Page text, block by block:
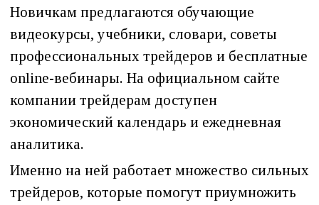
Новичкам предлагаются обучающие
видеокурсы, учебники, словари, советы
профессиональных трейдеров и бесплатные
online-вебинары. На официальном сайте
компании трейдерам доступен
экономический календарь и ежедневная
аналитика.
Именно на ней работает множество сильных
трейдеров, которые помогут приумножить